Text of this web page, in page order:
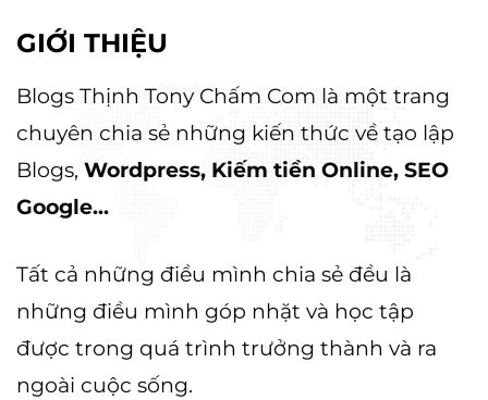
GIỚI THIỆU
Blogs Thịnh Tony Chấm Com là một trang
chuyên chia sẻ những kiến thức về tạo lập
Blogs, Wordpress, Kiếm tiền Online, SEO
Google...
Tất cả những điều mình chia sẻ đều là
những điều mình góp nhặt và học tập
được trong quá trình trưởng thành và ra
ngoài cuộc sống.